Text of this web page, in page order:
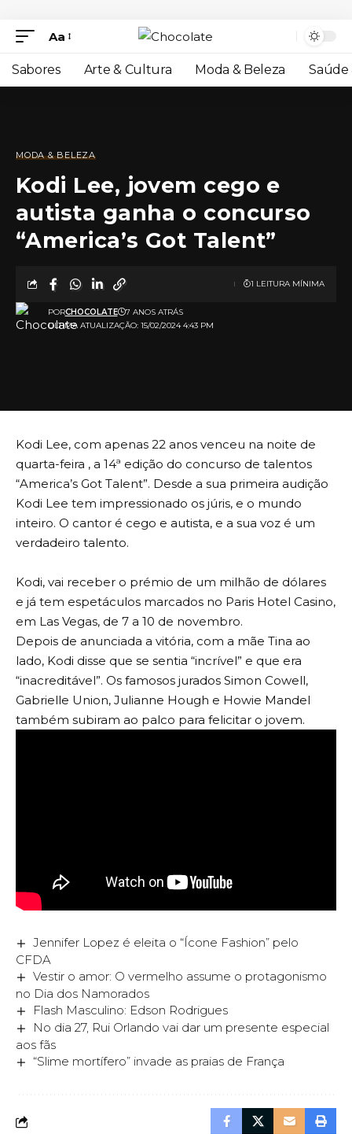
Aa
Sabores Arte & Cultura Moda & Beleza Saúde
MODA & BELEZA
Kodi Lee, jovem cego e
autista ganha o concurso
“America’s Got Talent”
ULTIMA ATUALIZAÇÃO: 15/02/2024 4:43 PM
PORCHOCOLATE 7 ANOS ATRÁS
1 LEITURA MÍNIMA
Kodi Lee, com apenas 22 anos venceu na noite de
quarta-feira , a 14ª edição do concurso de talentos
“America’s Got Talent”. Desde a sua primeira audição
Kodi Lee tem impressionado os júris, e o mundo
inteiro. O cantor é cego e autista, e a sua voz é um
verdadeiro talento.
Kodi, vai receber o prémio de um milhão de dólares
e já tem espetáculos marcados no Paris Hotel Casino,
em Las Vegas, de 7 a 10 de novembro.
Depois de anunciada a vitória, com a mãe Tina ao
lado, Kodi disse que se sentia “incrível” e que era
“inacreditável”. Os famosos jurados Simon Cowell,
Gabrielle Union, Julianne Hough e Howie Mandel
também subiram ao palco para felicitar o jovem.
Jennifer Lopez é eleita o “Ícone Fashion” pelo
CFDA
Vestir o amor: O vermelho assume o protagonismo
no Dia dos Namorados
Flash Masculino: Edson Rodrigues
No dia 27, Rui Orlando vai dar um presente especial
aos fãs
“Slime mortífero” invade as praias de França